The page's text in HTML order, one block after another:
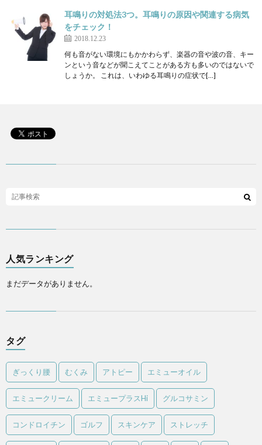
耳鳴りの対処法3つ。耳鳴りの原因や関連する病気
をチェック！
2018.12.23
何も音がない環境にもかかわらず、楽器の音や波の音、キー
ンという音などが聞こえてことがある方も多いのではないで
しょうか。 これは、いわゆる耳鳴りの症状で[…]
人気ランキング
まだデータがありません。
タグ
ぎっくり腰 むくみ アトピー エミューオイル
エミュークリーム エミュープラスHi グルコサミン
コンドロイチン ゴルフ スキンケア ストレッチ